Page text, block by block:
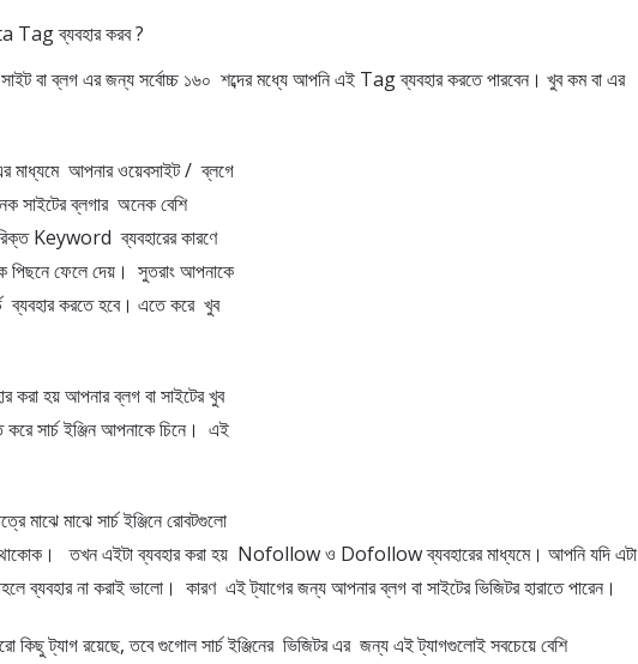
বা ব্লগ এর জন্য সর্বোচ্চ ১৬০ শব্দের মধ্যে আপনি এই Tag ব্যবহার করতে পারবেন। খুব কম বা এর
আপনার ওয়েবসাইট / ব্লগে
সাইটের ব্লগার অনেক বেশি
Keyword ব্যবহারের কারণে
পিছনে ফেলে দেয়। সুতরাং আপনাকে
ব্যবহার করতে হবে। এতে করে খুব
করা হয় আপনার ব্লগ বা সাইটের খুব
সার্চ ইঞ্জিন আপনাকে চিনে। এই
মাঝে মাঝে সার্চ ইঞ্জিনে রোবটগুলো
থাকোক। তখন এইটা ব্যবহার করা হয় Nofollow ও Dofollow ব্যবহারের মাধ্যমে। আপনি যদি এটা
ব্যবহার না করাই ভালো। কারণ এই ট্যাগের জন্য আপনার ব্লগ বা সাইটের ভিজিটর হারাতে পারেন।
কিছু ট্যাগ রয়েছে, তবে গুগোল সার্চ ইঞ্জিনের ভিজিটর এর জন্য এই ট্যাগগুলোই সবচেয়ে বেশি